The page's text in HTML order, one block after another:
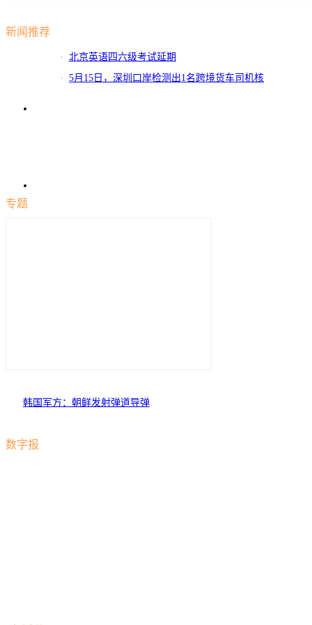
新闻推荐
北京英语四六级考试延期
5月15日，深圳口岸检测出1名跨境货车司机核
专题
韩国军方：朝鲜发射弹道导弹
数字报